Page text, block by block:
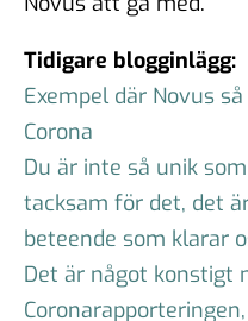
Tidigare blogginlägg:
Exempel där Novus
Corona
Du är inte så unik
tacksam för det, det
beteende som klarar
Det är något konstigt